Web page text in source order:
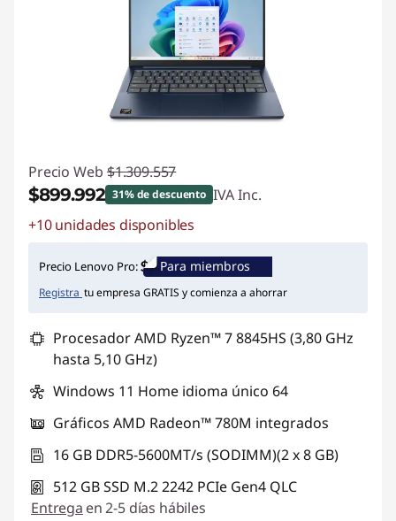
Precio Web $1.309.557
$899.992 31% de descuento IVA Inc.
Ahorros instantáneos :
+10 unidades disponibles
Precio Lenovo Pro: Para miembros
Registra tu empresa GRATIS y comienza a ahorrar
Procesador AMD Ryzen™ 7 8845HS (3,80 GHz
hasta 5,10 GHz)
Windows 11 Home idioma único 64
Gráficos AMD Radeon™ 780M integrados
16 GB DDR5-5600MT/s (SODIMM)(2 x 8 GB)
512 GB SSD M.2 2242 PCIe Gen4 QLC
Entrega en 2-5 días hábiles